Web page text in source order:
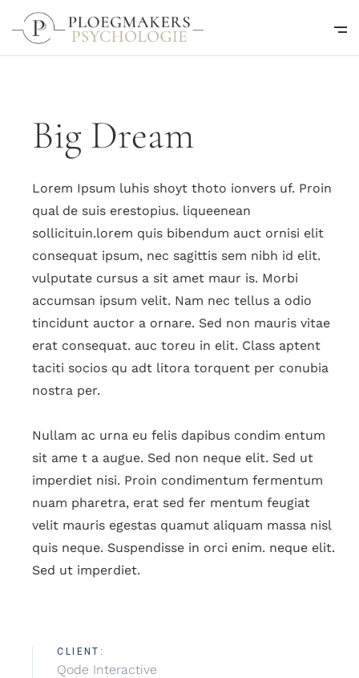
Big Dream
Lorem Ipsum luhis shoyt thoto ionvers uf. Proin
qual de suis erestopius. liqueenean
sollicituin.lorem quis bibendum auct ornisi elit
consequat ipsum, nec sagittis sem nibh id elit.
vulputate cursus a sit amet maur is. Morbi
accumsan ipsum velit. Nam nec tellus a odio
tincidunt auctor a ornare. Sed non mauris vitae
erat consequat. auc toreu in elit. Class aptent
taciti socios qu adt litora torquent per conubia
nostra per.
Nullam ac urna eu felis dapibus condim entum
sit ame t a augue. Sed non neque elit. Sed ut
imperdiet nisi. Proin condimentum fermentum
nuam pharetra, erat sed fer mentum feugiat
velit mauris egestas quamut aliquam massa nisl
quis neque. Suspendisse in orci enim. neque elit.
Sed ut imperdiet.
CLIENT:
Qode Interactive